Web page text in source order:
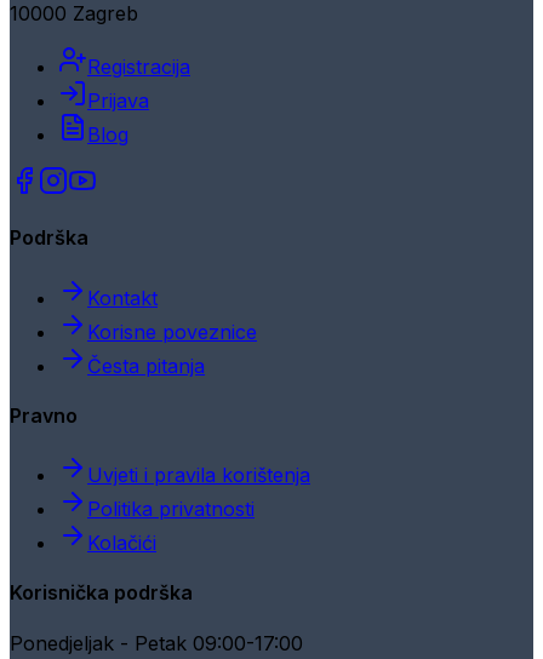
10000 Zagreb
Registracija
Prijava
Blog
Podrška
Kontakt
Korisne poveznice
Česta pitanja
Pravno
Uvjeti i pravila korištenja
Politika privatnosti
Kolačići
Korisnička podrška
Ponedjeljak - Petak 09:00-17:00